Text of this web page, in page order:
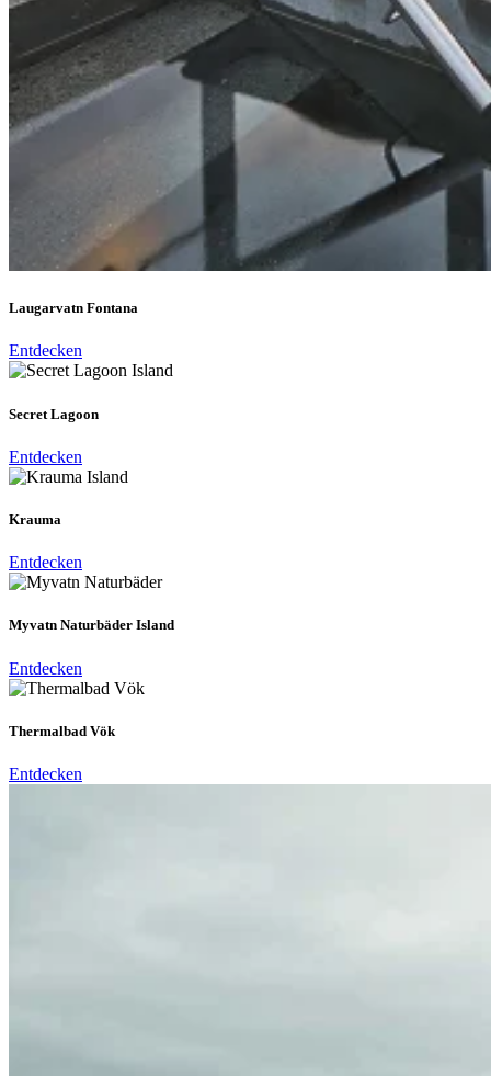
Laugarvatn Fontana
Entdecken
Secret Lagoon
Entdecken
Krauma
Entdecken
Myvatn Naturbäder Island
Entdecken
Thermalbad Vök
Entdecken